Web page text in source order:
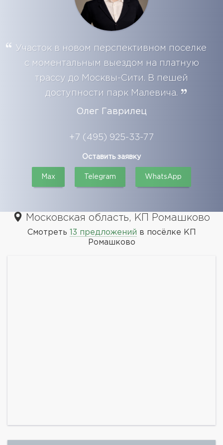
Участок в новом перспективном поселке
с моментальным выездом на платную
трассу до Москвы-Сити. В пешей
доступности парк Малевича.
Олег Гаврилец
+7 (495) 925-33-77
Оставить заявку
Max Telegram WhatsApp
Московская область, КП Ромашково
Смотреть 13 предложений в посёлке КП
Ромашково